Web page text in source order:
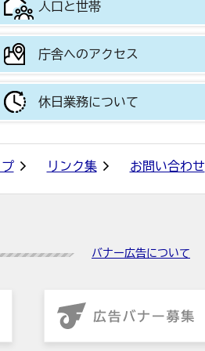
人口と世帯
庁舎へのアクセス
休日業務について
リンク集 お問い合わせ
バナー広告について